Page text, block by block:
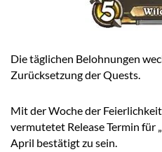
Die täglichen Belohnungen
Zurücksetzung der Quests.
Mit der Woche der
vermutetet Release Termin für
April bestätigt zu sein.